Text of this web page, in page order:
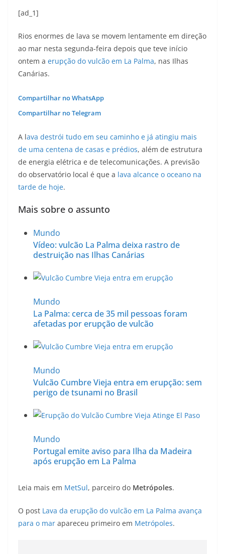
[ad_1]
Rios enormes de lava se movem lentamente em direção
ao mar nesta segunda-feira depois que teve início
ontem a erupção do vulcão em La Palma, nas Ilhas
Canárias.
Compartilhar no WhatsApp
Compartilhar no Telegram
A lava destrói tudo em seu caminho e já atingiu mais
de uma centena de casas e prédios, além de estrutura
de energia elétrica e de telecomunicações. A previsão
do observatório local é que a lava alcance o oceano na
tarde de hoje.
Mais sobre o assunto
Mundo
Vídeo: vulcão La Palma deixa rastro de
destruição nas Ilhas Canárias
Mundo
La Palma: cerca de 35 mil pessoas foram
afetadas por erupção de vulcão
Mundo
Vulcão Cumbre Vieja entra em erupção: sem
perigo de tsunami no Brasil
Mundo
Portugal emite aviso para Ilha da Madeira
após erupção em La Palma
Leia mais em MetSul, parceiro do Metrópoles.
O post Lava da erupção do vulcão em La Palma avança
para o mar apareceu primeiro em Metrópoles.